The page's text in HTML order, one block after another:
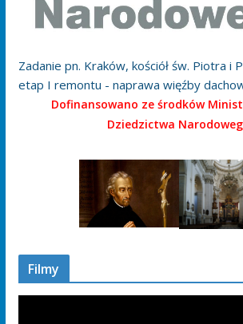
Zadanie pn. Kraków, kościół św. Piotra i
etap I remontu - naprawa więźby
Dofinansowano ze środków
Dziedzictwa
Filmy